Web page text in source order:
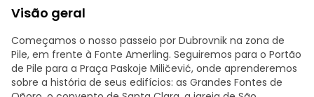
Visão geral
Começamos o nosso passeio por Dubrovnik na zona de
Pile, em frente à Fonte Amerling. Seguiremos para o Portão
de Pile para a Praça Paskoje Miličević, onde aprenderemos
sobre a história de seus edifícios: as Grandes Fontes de